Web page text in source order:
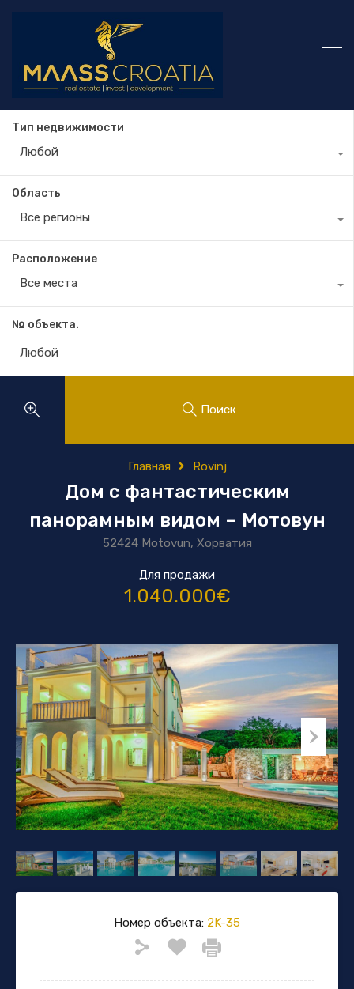
Тип недвижимости
Любой
Область
Все регионы
Расположение
Все места
№ объекта.
Поиск
Главная Rovinj
Дом с фантастическим
панорамным видом – Мотовун
52424 Motovun, Хорватия
Для продажи
1.040.000€
Номер объекта: 2K-35